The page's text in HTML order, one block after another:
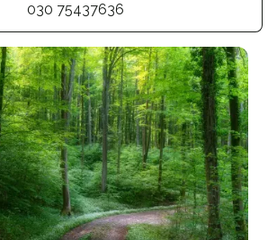
030 75437636